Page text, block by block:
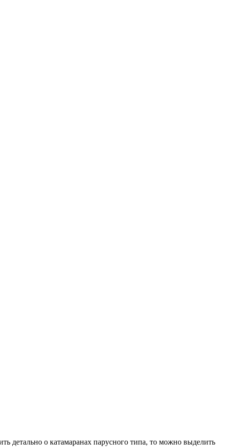
детально о катамаранах парусного типа, то можно выделить